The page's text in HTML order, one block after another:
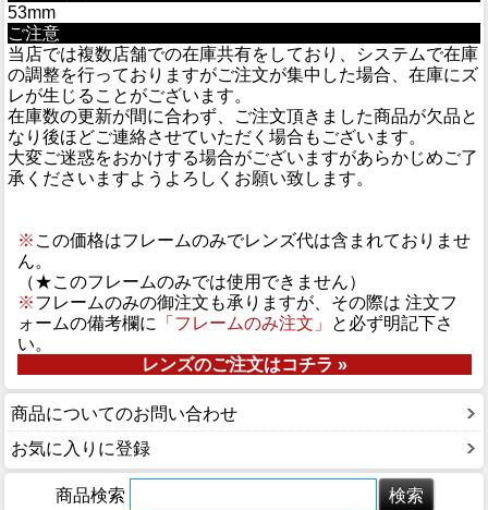
53mm
ご注意
当店では複数店舗での在庫共有をしており、システムで在庫
の調整を行っておりますがご注文が集中した場合、在庫にズ
レが生じることがございます。
在庫数の更新が間に合わず、ご注文頂きました商品が欠品と
なり後ほどご連絡させていただく場合もございます。
大変ご迷惑をおかけする場合がございますがあらかじめご了
承くださいますようよろしくお願い致します。
※ この価格はフレームのみでレンズ代は含まれておりませ
ん。
（★このフレームのみでは使用できません）
※フレームのみの御注文も承りますが、その際は 注文フ
ォームの備考欄に
「フレームのみ注文」
と必ず明記下さ
い。
レンズのご注文はコチラ »
商品についてのお問い合わせ
お気に入りに登録
商品検索